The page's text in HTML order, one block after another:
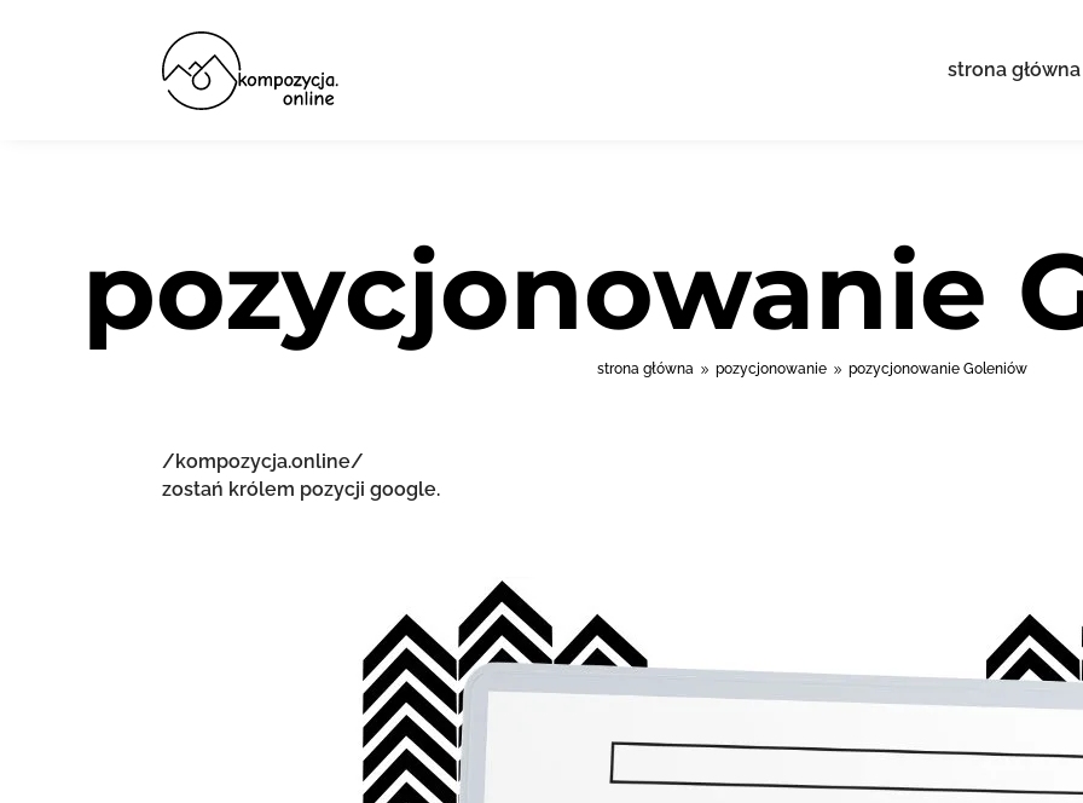
strona główna
pozycjonowanie
strona główna 9 pozycjonowanie 9 pozycjonowanie Goleniów
/kompozycja.online/
zostań królem pozycji google.